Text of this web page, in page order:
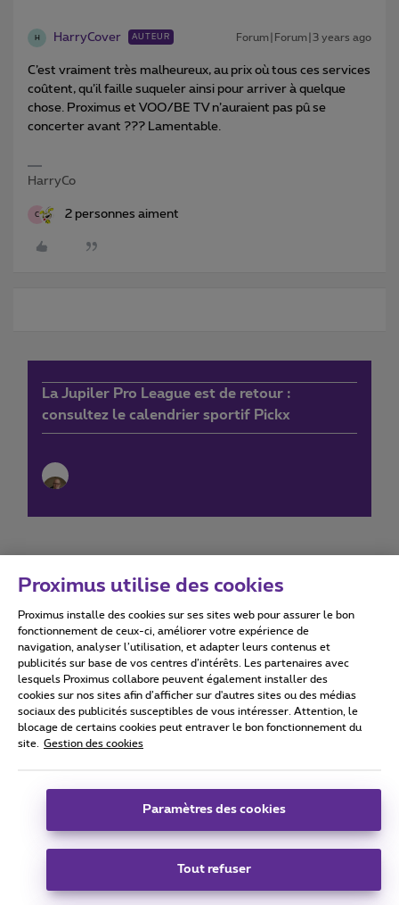
H HarryCover AUTEUR Forum|Forum|3 years ago
C’est vraiment très malheureux, au prix où tous ces services
coûtent, qu’il faille suqueler ainsi pour arriver à quelque
chose. Proximus et VOO/BE TV n’auraient pas pû se
concerter avant ??? Lamentable.
HarryCo
C 2 personnes aiment
La Jupiler Pro League est de retour :
consultez le calendrier sportif Pickx
Conditions d'utilisation Accessibility statement
Tous droits réservés. © 2026
Conditions générales, info consommateur
Coordonnées de l’entreprise
Boulevard du Roi Albert II 27 - B-1030 Bruxelles.
Proximus utilise des cookies
Proximus installe des cookies sur ses sites web pour assurer le bon
fonctionnement de ceux-ci, améliorer votre expérience de
navigation, analyser l’utilisation, et adapter leurs contenus et
publicités sur base de vos centres d’intérêts. Les partenaires avec
lesquels Proximus collabore peuvent également installer des
cookies sur nos sites afin d’afficher sur d'autres sites ou des médias
sociaux des publicités susceptibles de vous intéresser. Attention, le
blocage de certains cookies peut entraver le bon fonctionnement du
site.
Gestion des cookies
Paramètres des cookies
Tout refuser